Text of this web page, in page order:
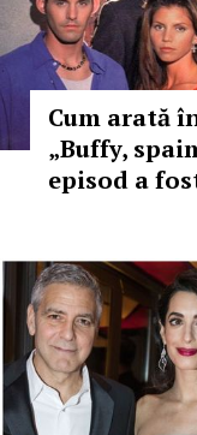
Cum arată
„Buffy,
episod a